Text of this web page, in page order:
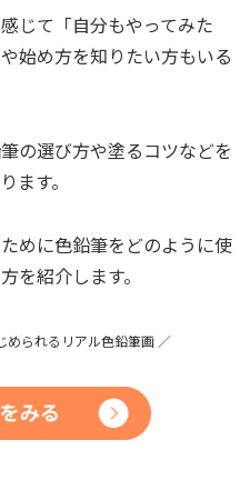
じて「自分もやってみた
始め方を知りたい方もいる
の選び方や塗るコツなどを
ます。
めに色鉛筆をどのように使
を紹介します。
められるリアル色鉛筆画 ／